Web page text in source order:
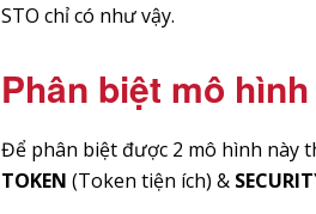
STO chỉ có như vậy.
Phân biệt mô
Để phân biệt được 2 mô hình này
TOKEN (Token tiện ích) &